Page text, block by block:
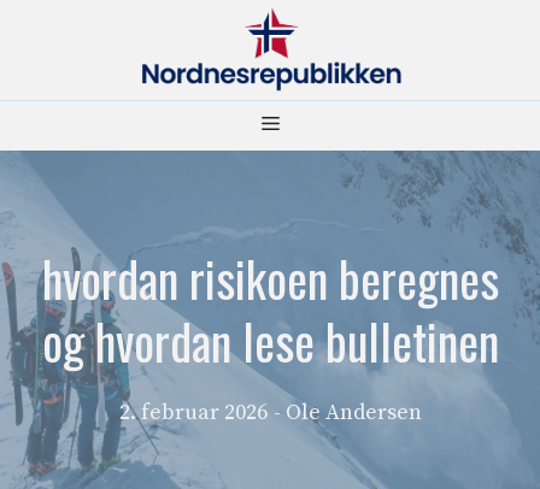
Meny
hvordan risikoen beregnes
og hvordan lese bulletinen
2. februar 2026 - Ole Andersen